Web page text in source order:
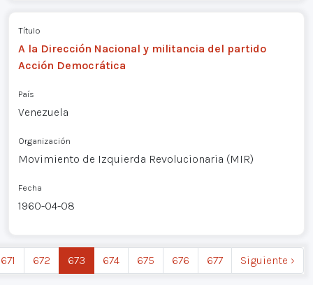
Título
A la Dirección Nacional y militancia del partido
Acción Democrática
País
Venezuela
Organización
Movimiento de Izquierda Revolucionaria (MIR)
Fecha
1960-04-08
671 672 673 674 675 676 677 Siguiente ›